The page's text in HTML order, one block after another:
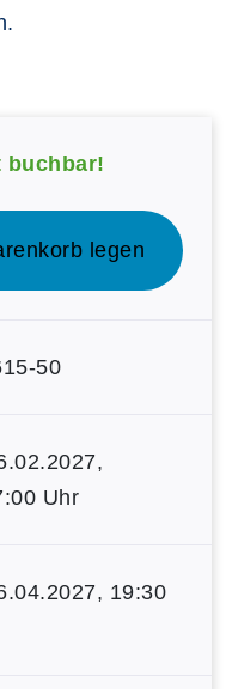
buchbar!
legen
50
Uhr
19:30